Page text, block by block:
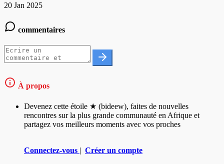
20 Jan 2025
commentaires
À propos
Devenez cette étoile ★ (bideew), faites de nouvelles
rencontres sur la plus grande communauté en Afrique et
partagez vos meilleurs moments avec vos proches
Connectez-vous | Créer un compte